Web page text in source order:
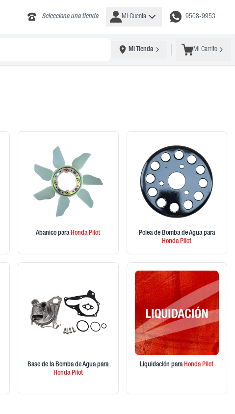
Selecciona una tienda Mi Cuenta 9508-9953
Mi Tienda Mi Carrito
Abanico paraHondaPilot Polea de Bomba de Agua para
HondaPilot
Base de la Bomba de Aguapara
HondaPilot
Liquidaciónpara HondaPilot